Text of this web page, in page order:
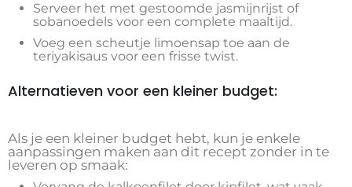
Serveer het met gestoomde jasmijnrijst of
sobanoedels voor een complete maaltijd.
Voeg een scheutje limoensap toe aan de
teriyakisaus voor een frisse twist.
Alternatieven voor een kleiner budget:
Als je een kleiner budget hebt, kun je enkele
aanpassingen maken aan dit recept zonder in te
leveren op smaak: